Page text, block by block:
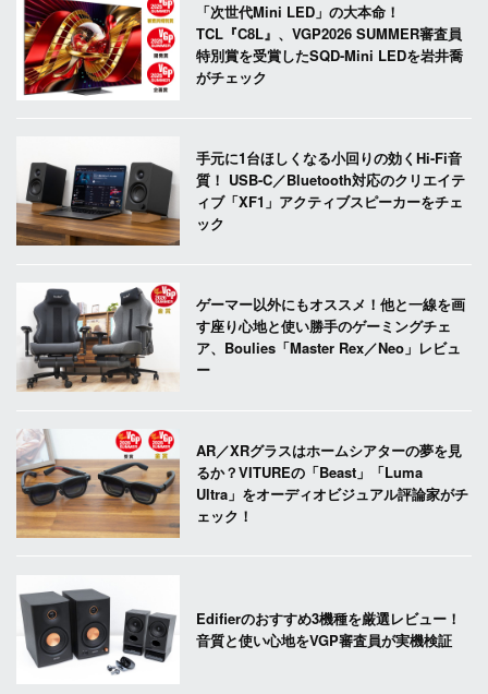
「次世代Mini LED」の大本命！
TCL『C8L』、VGP2026 SUMMER審査員
特別賞を受賞したSQD-Mini LEDを岩井喬
がチェック
手元に1台ほしくなる小回りの効くHi-Fi音
質！ USB-C／Bluetooth対応のクリエイテ
ィブ「XF1」アクティブスピーカーをチェ
ック
ゲーマー以外にもオススメ！他と一線を画
す座り心地と使い勝手のゲーミングチェ
ア、Boulies「Master Rex／Neo」レビュ
ー
AR／XRグラスはホームシアターの夢を見
るか？VITUREの「Beast」「Luma
Ultra」をオーディオビジュアル評論家がチ
ェック！
Edifierのおすすめ3機種を厳選レビュー！
音質と使い心地をVGP審査員が実機検証